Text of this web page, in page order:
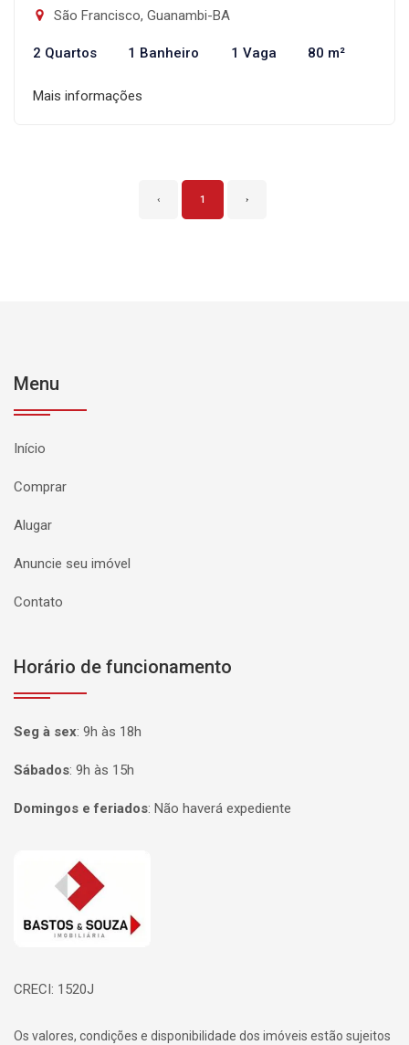
São Francisco, Guanambi-BA
2 Quartos 1 Banheiro 1 Vaga 80 m²
Mais informações
‹ 1 ›
Menu
Início
Comprar
Alugar
Anuncie seu imóvel
Contato
Horário de funcionamento
Seg à sex: 9h às 18h
Sábados: 9h às 15h
Domingos e feriados: Não haverá expediente
Página inicial
CRECI: 1520J
Os valores, condições e disponibilidade dos imóveis estão sujeitos